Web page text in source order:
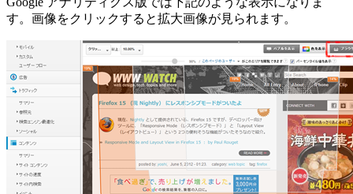
す。画像をクリックすると拡大画像が見られます。